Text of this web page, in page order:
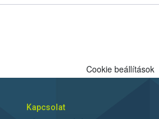
Cookie beállítások
Kapcsolat